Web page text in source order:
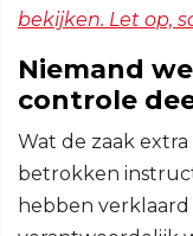
bekijken. Let op,
Niemand
controle
Wat de zaak
betrokken
hebben